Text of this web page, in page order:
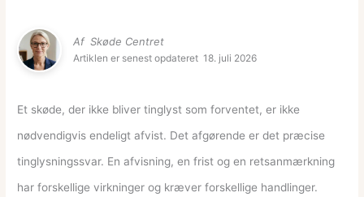
Af Skøde Centret
Artiklen er senest opdateret 18. juli 2026
Et skøde, der ikke bliver tinglyst som forventet, er ikke
nødvendigvis endeligt afvist. Det afgørende er det præcise
tinglysningssvar. En afvisning, en frist og en retsanmærkning
har forskellige virkninger og kræver forskellige handlinger.